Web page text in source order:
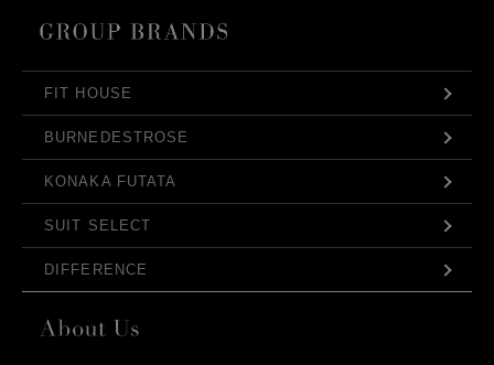
FIT HOUSE
BURNEDESTROSE
KONAKA FUTATA
SUIT SELECT
DIFFERENCE